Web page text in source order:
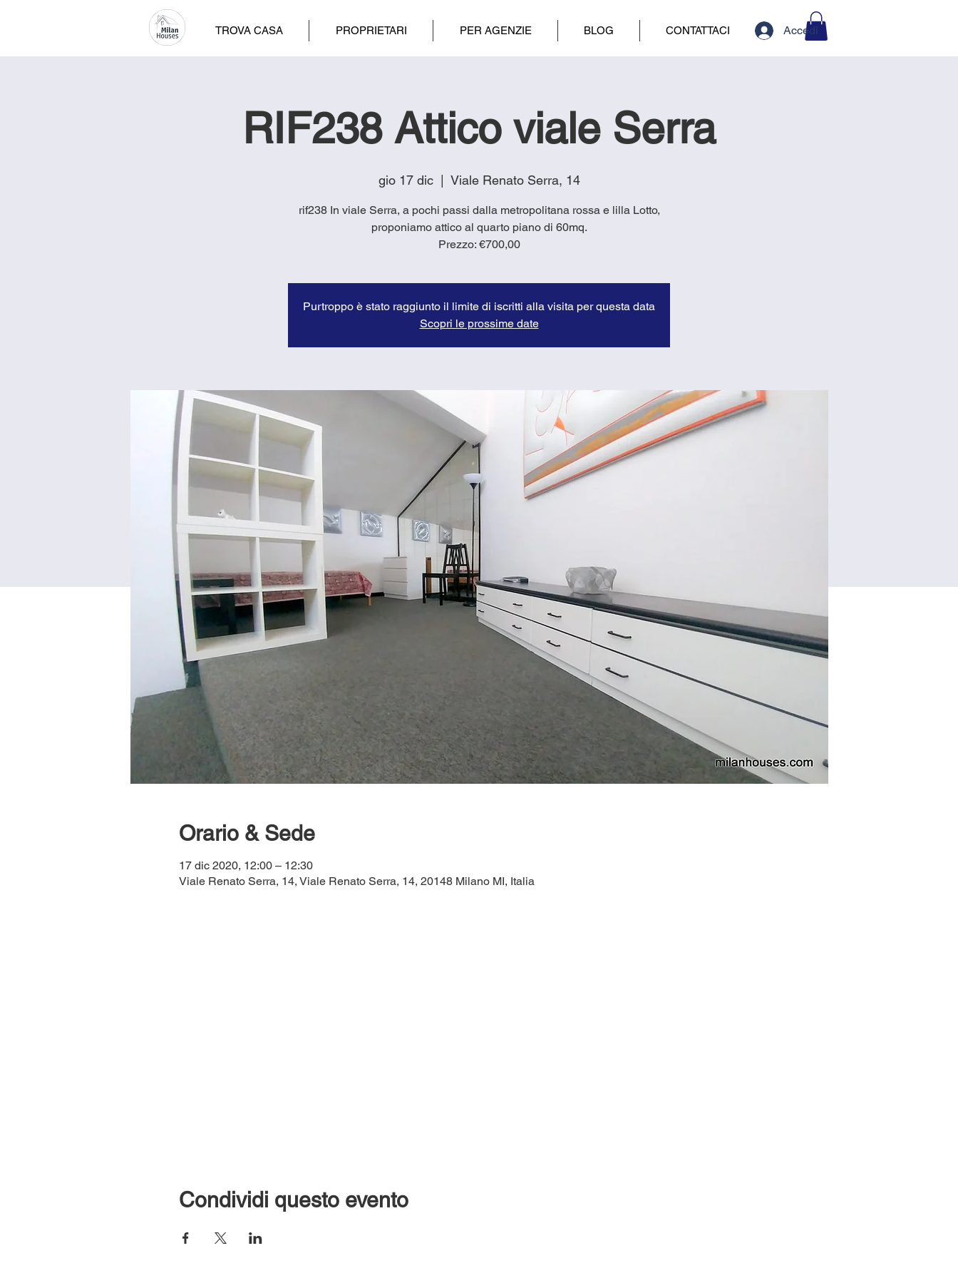
TROVA CASA PROPRIETARI PER AGENZIE BLOG CONTATTACI Accedi
RIF238 Attico viale Serra
gio 17 dic
  |
Viale Renato Serra, 14
rif238 In viale Serra, a pochi passi dalla metropolitana rossa e lilla Lotto,
proponiamo attico al quarto piano di 60mq.
Prezzo: €700,00
Purtroppo è stato raggiunto il limite di iscritti alla visita per questa data
Scopri le prossime date
Orario & Sede
17 dic 2020, 12:00 – 12:30
Viale Renato Serra, 14, Viale Renato Serra, 14, 20148 Milano MI, Italia
Condividi questo evento